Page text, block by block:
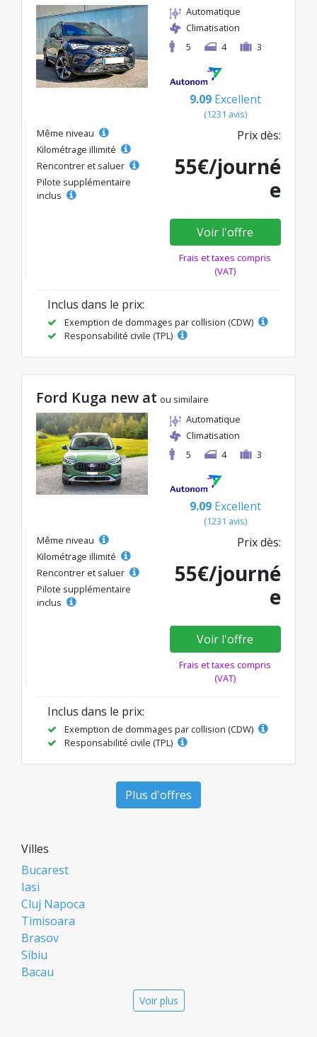
Automatique
Climatisation
5
4 3
9.09 Excellent
(1231 avis)
Même niveau
Kilométrage illimité
Rencontrer et saluer
Pilote supplémentaire
inclus
Prix dès:
55€/journé
e
Voir l'offre
Frais et taxes compris
(VAT)
Inclus dans le prix:
Exemption de dommages par collision (CDW)
Responsabilité civile (TPL)
Ford Kuga new at ou similaire
Automatique
Climatisation
5
4 3
9.09 Excellent
(1231 avis)
Même niveau
Kilométrage illimité
Rencontrer et saluer
Pilote supplémentaire
inclus
Prix dès:
55€/journé
e
Voir l'offre
Frais et taxes compris
(VAT)
Inclus dans le prix:
Exemption de dommages par collision (CDW)
Responsabilité civile (TPL)
Plus d'offres
Villes
Bucarest
Iasi
Cluj Napoca
Timisoara
Brasov
Sibiu
Bacau
Voir plus